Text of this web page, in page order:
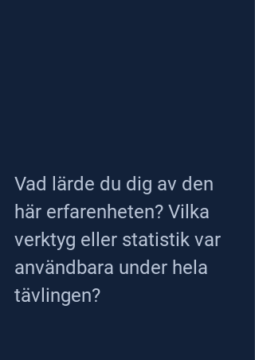
Vad lärde du dig av den
här erfarenheten? Vilka
verktyg eller statistik var
användbara under hela
tävlingen?